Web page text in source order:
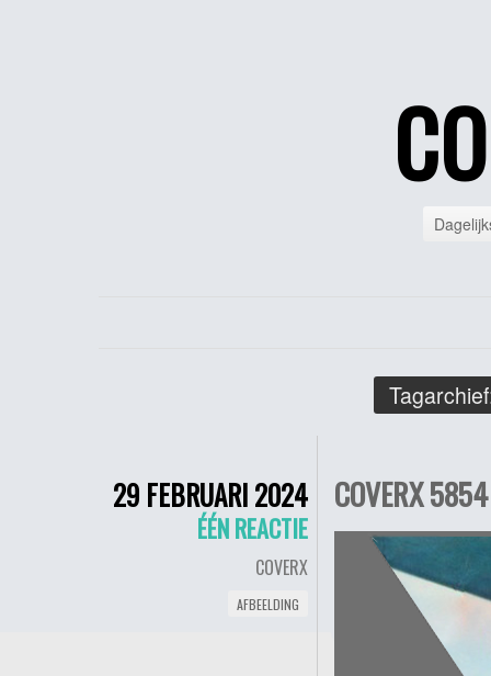
29 FEBRUARI 2024
ÉÉN REACTIE
COVERX
AFBEELDING
COVERX